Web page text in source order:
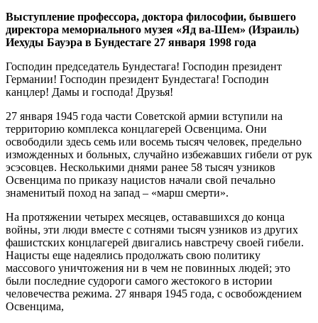
Выступление профессора, доктора философии, бывшего
директора мемориального музея «Яд ва-Шем» (Израиль)
Иехуды Бауэра в Бундестаге 27 января 1998 года
Господин председатель Бундестага! Господин президент
Германии! Господин президент Бундестага! Господин
канцлер! Дамы и господа! Друзья!
27 января 1945 года части Советской армии вступили на
территорию комплекса концлагерей Освенцима. Они
освободили здесь семь или восемь тысяч человек, предельно
изможденных и больных, случайно избежавших гибели от рук
эсэсовцев. Несколькими днями ранее 58 тысяч узников
Освенцима по приказу нацистов начали свой печально
знаменитый поход на запад – «марш смерти».
На протяжении четырех месяцев, остававшихся до конца
войны, эти люди вместе с сотнями тысяч узников из других
фашистских концлагерей двигались навстречу своей гибели.
Нацисты еще надеялись продолжать свою политику
массового уничтожения ни в чем не повинных людей; это
были последние судороги самого жестокого в истории
человечества режима. 27 января 1945 года, с освобождением
Освенцима,